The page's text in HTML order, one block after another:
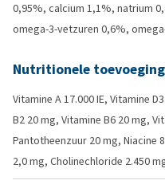
0,95%, calcium 1,1%, natrium
omega-3-vetzuren 0,6%,
Nutritionele
Vitamine A 17.000 IE, Vitamine
B2 20 mg, Vitamine B6 20 mg,
Pantotheenzuur 20 mg, Niacine
2,0 mg, Cholinechloride 2.450